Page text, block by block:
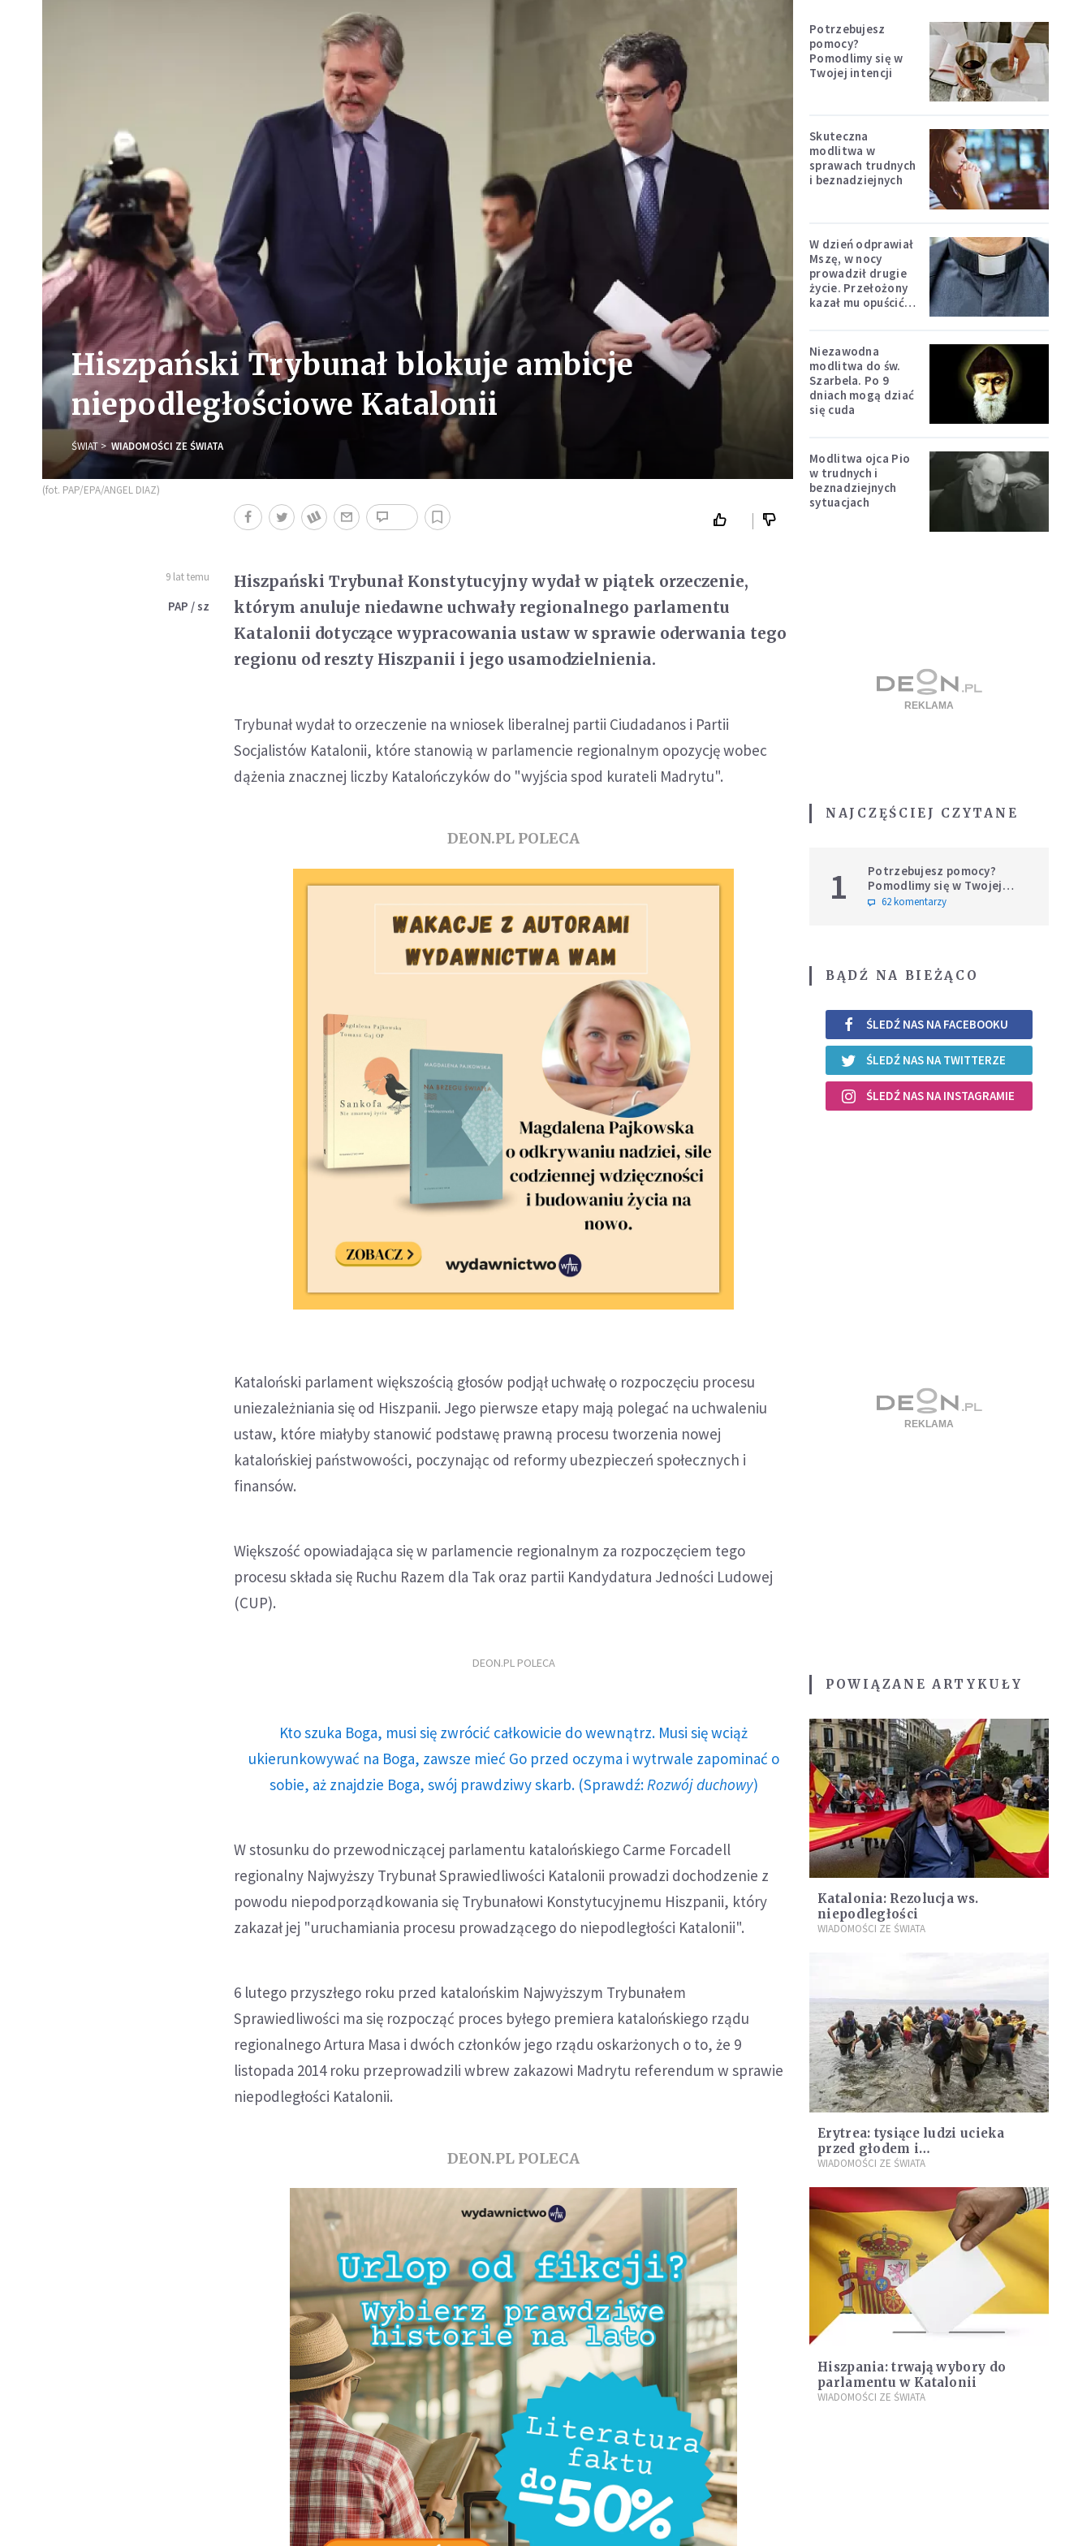
Hiszpański Trybunał blokuje ambicje
niepodległościowe Katalonii
ŚWIAT WIADOMOŚCI ZE ŚWIATA
(fot. PAP/EPA/ANGEL DIAZ)
9 lat temu
PAP / sz
Hiszpański Trybunał Konstytucyjny wydał w piątek orzeczenie,
którym anuluje niedawne uchwały regionalnego parlamentu
Katalonii dotyczące wypracowania ustaw w sprawie oderwania tego
regionu od reszty Hiszpanii i jego usamodzielnienia.
Trybunał wydał to orzeczenie na wniosek liberalnej partii Ciudadanos i Partii
Socjalistów Katalonii, które stanowią w parlamencie regionalnym opozycję wobec
dążenia znacznej liczby Katalończyków do "wyjścia spod kurateli Madrytu".
DEON.PL POLECA
Kataloński parlament większością głosów podjął uchwałę o rozpoczęciu procesu
uniezależniania się od Hiszpanii. Jego pierwsze etapy mają polegać na uchwaleniu
ustaw, które miałyby stanowić podstawę prawną procesu tworzenia nowej
katalońskiej państwowości, poczynając od reformy ubezpieczeń społecznych i
finansów.
Większość opowiadająca się w parlamencie regionalnym za rozpoczęciem tego
procesu składa się Ruchu Razem dla Tak oraz partii Kandydatura Jedności Ludowej
(CUP).
DEON.PL POLECA
Kto szuka Boga, musi się zwrócić całkowicie do wewnątrz. Musi się wciąż
ukierunkowywać na Boga, zawsze mieć Go przed oczyma i wytrwale zapominać o
sobie, aż znajdzie Boga, swój prawdziwy skarb. (Sprawdź: Rozwój duchowy)
W stosunku do przewodniczącej parlamentu katalońskiego Carme Forcadell
regionalny Najwyższy Trybunał Sprawiedliwości Katalonii prowadzi dochodzenie z
powodu niepodporządkowania się Trybunałowi Konstytucyjnemu Hiszpanii, który
zakazał jej "uruchamiania procesu prowadzącego do niepodległości Katalonii".
6 lutego przyszłego roku przed katalońskim Najwyższym Trybunałem
Sprawiedliwości ma się rozpocząć proces byłego premiera katalońskiego rządu
regionalnego Artura Masa i dwóch członków jego rządu oskarżonych o to, że 9
listopada 2014 roku przeprowadzili wbrew zakazowi Madrytu referendum w sprawie
niepodległości Katalonii.
DEON.PL POLECA
Potrzebujesz
pomocy?
Pomodlimy się w
Twojej intencji
Skuteczna
modlitwa w
sprawach trudnych
i beznadziejnych
W dzień odprawiał
Mszę, w nocy
prowadził drugie
życie. Przełożony
kazał mu opuścić
Niezawodna
modlitwa do św.
Szarbela. Po 9
dniach mogą dziać
się cuda
Modlitwa ojca Pio
w trudnych i
beznadziejnych
sytuacjach
NAJCZĘŚCIEJ CZYTANE
1
Potrzebujesz pomocy?
Pomodlimy się w Twojej
intencji
62 komentarzy
BĄDŹ NA BIEŻĄCO
ŚLEDŹ NAS NA FACEBOOKU
ŚLEDŹ NAS NA TWITTERZE
ŚLEDŹ NAS NA INSTAGRAMIE
POWIĄZANE ARTYKUŁY
Katalonia: Rezolucja ws.
niepodległości
WIADOMOŚCI ZE ŚWIATA
Erytrea: tysiące ludzi ucieka
przed głodem i
prześladowaniami
WIADOMOŚCI ZE ŚWIATA
Hiszpania: trwają wybory do
parlamentu w Katalonii
WIADOMOŚCI ZE ŚWIATA